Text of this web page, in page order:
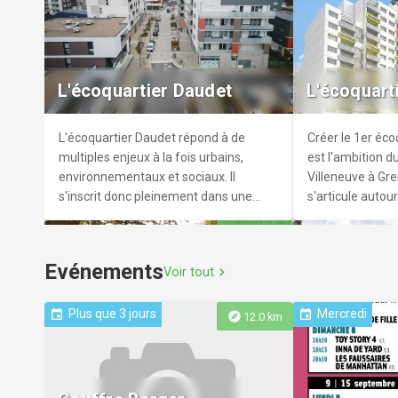
Parc Michal
Espace vert, au coeur de la ville de
Giéres.
Parc Paul
Etendu sur 33
mistral est le
Grenoble. Il
spécimens
bassins et sa
l'anneau de
pratique de
L'écoquartier Daudet
L'écoquartier Daudet répond à de
multiples enjeux à la fois urbains,
environnementaux et sociaux. Il
s'inscrit donc pleinement dans une
Créer le 1er
est l'ambition
Villeneuve à
s'articule
Place de Verdun
Monier
EvénementsVoir tout chevron_right
explore 12.0 km
event Plus que 3 jours event Mercredi